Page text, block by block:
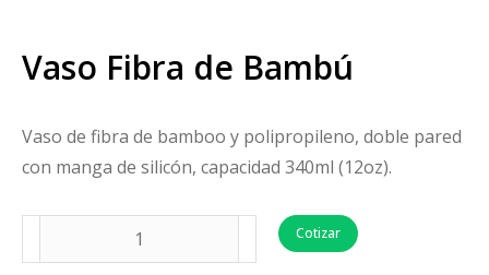
Vaso Fibra de Bambú
Vaso de fibra de bamboo y polipropileno, doble pared
con manga de silicón, capacidad 340ml (12oz).
Cotizar